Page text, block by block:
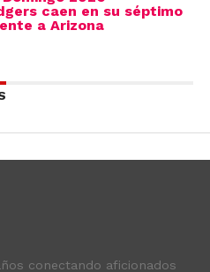
caen en su séptimo
a Arizona
conectando aficionados